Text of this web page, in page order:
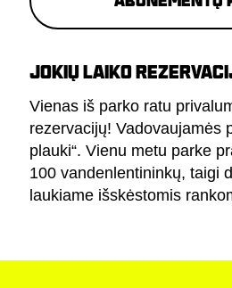
JOKIŲ LAIKO
Vienas iš parko ratu
rezervacijų! Vadovaujamės
plauki“. Vienu metu parke
100 vandenlentininkų, taigi
laukiame išskėstomis